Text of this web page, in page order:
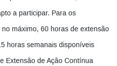
a participar. Para os
máximo, 60 horas de extensão
horas semanais disponíveis
Extensão de Ação Contínua